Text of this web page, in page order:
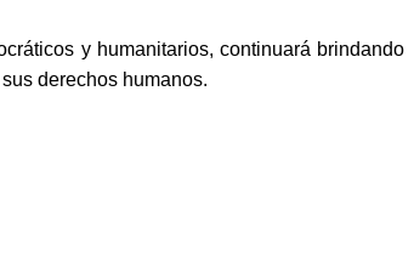
y humanitarios, continuará brindando
derechos humanos.